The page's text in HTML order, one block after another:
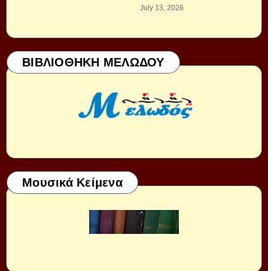
July 13, 2026
ΒΙΒΛΙΟΘΗΚΗ ΜΕΛΩΔΟΥ
Μουσικά Κείμενα